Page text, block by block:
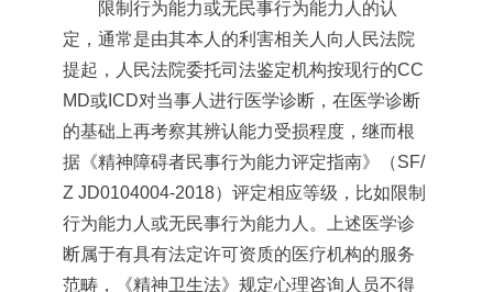
限制行为能力或无民事行为能力人的认
定，通常是由其本人的利害相关人向人民法院
提起，人民法院委托司法鉴定机构按现行的CC
MD或ICD对当事人进行医学诊断，在医学诊断
的基础上再考察其辨认能力受损程度，继而根
据《精神障碍者民事行为能力评定指南》（SF/
Z JD0104004-2018）评定相应等级，比如限制
行为能力人或无民事行为能力人。上述医学诊
断属于有具有法定许可资质的医疗机构的服务
范畴，《精神卫生法》规定心理咨询人员不得